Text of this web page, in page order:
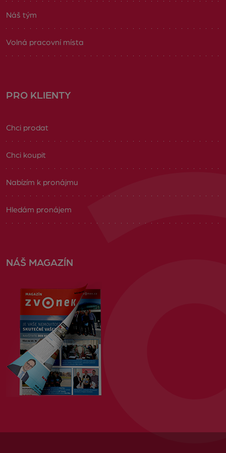
Náš tým
Volná pracovní místa
PRO KLIENTY
Chci prodat
Chci koupit
Nabízím k pronájmu
Hledám pronájem
NÁŠ MAGAZÍN